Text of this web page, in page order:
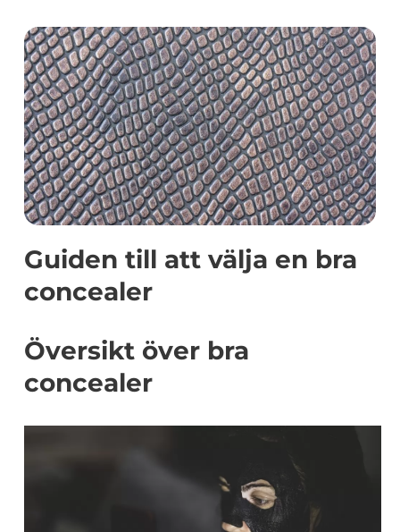
Guiden till att välja en bra
concealer
Översikt över bra
concealer